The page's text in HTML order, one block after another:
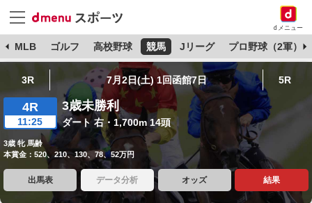
dメニュー
MLB ゴルフ 高校野球 競馬 Jリーグ プロ野球（2軍）
3R 7月2日(土) 1回函館7日 5R
4R
11:25
3歳未勝利
ダート 右・1,700m 14頭
3歳 牝 馬齢
本賞金：520、210、130、78、52万円
出馬表 データ分析 オッズ 結果